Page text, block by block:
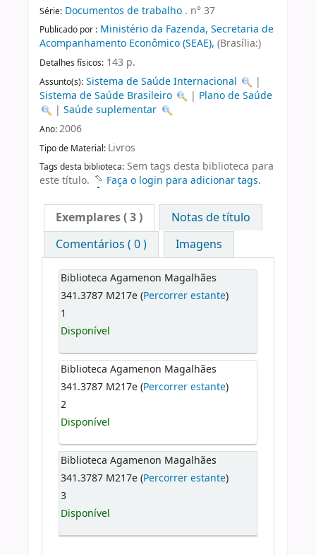
Série: Documentos de trabalho . n° 37
Publicado por : Ministério da Fazenda, Secretaria de
Acompanhamento Econômico (SEAE), (Brasília:)
Detalhes físicos: 143 p.
Assunto(s): Sistema de Saúde Internacional
|
Sistema de Saúde Brasileiro
| Plano de Saúde
|Saúde suplementar
Ano:2006
Tipo de Material: Livros
Tags desta biblioteca: Sem tags desta biblioteca para
este título.
Faça o login para adicionar tags.
Exemplares( 3 )
Notas de título
Comentários ( 0 )
Imagens
Biblioteca Agamenon Magalhães
341.3787 M217e (Percorrer estante)
1
Disponível
Biblioteca Agamenon Magalhães
341.3787 M217e (Percorrer estante)
2
Disponível
Biblioteca Agamenon Magalhães
341.3787 M217e (Percorrer estante)
3
Disponível